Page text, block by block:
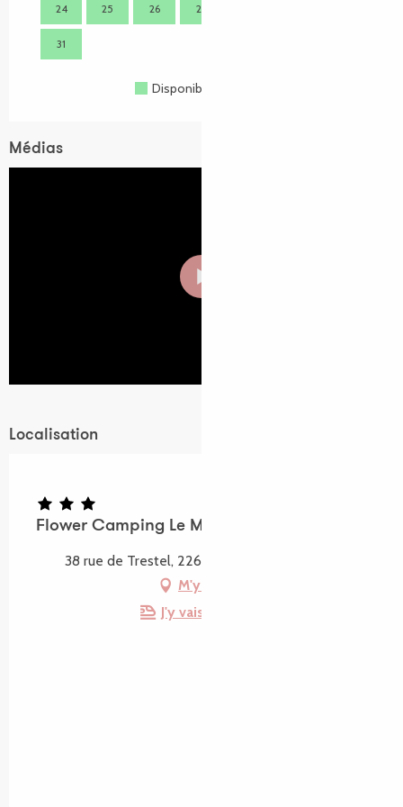
24 25 26 27
31
Disponible
Médias
Localisation
Flower Camping Le Mat
38 rue de Trestel, 22660 Trévou-Tréguignec
M'y rendre
J'y vais en train !